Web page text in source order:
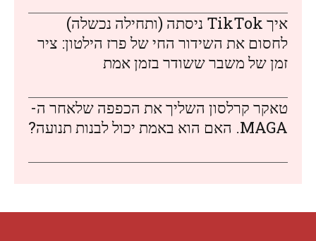
איך TikTok ניסתה (ותחילה נכשלה)
לחסום את השידור החי של פרז הילטון: ציר
זמן של משבר ששודר בזמן אמת
טאקר קרלסון השליך את הכפפה שלאחר ה-
MAGA. האם הוא באמת יכול לבנות תנועה?